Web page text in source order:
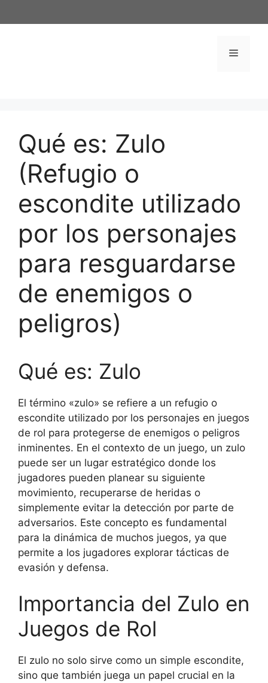
al
Menú
Qué es: Zulo
(Refugio o
escondite utilizado
por los personajes
para resguardarse
de enemigos o
peligros)
Qué es: Zulo
El término «zulo» se refiere a un refugio o
escondite utilizado por los personajes en juegos
de rol para protegerse de enemigos o peligros
inminentes. En el contexto de un juego, un zulo
puede ser un lugar estratégico donde los
jugadores pueden planear su siguiente
movimiento, recuperarse de heridas o
simplemente evitar la detección por parte de
adversarios. Este concepto es fundamental
para la dinámica de muchos juegos, ya que
permite a los jugadores explorar tácticas de
evasión y defensa.
Importancia del Zulo en
Juegos de Rol
El zulo no solo sirve como un simple escondite,
sino que también juega un papel crucial en la